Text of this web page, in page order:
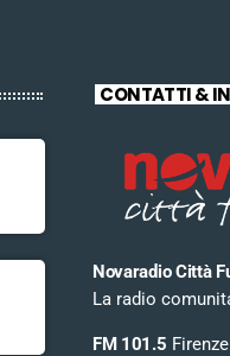
CONTATTI &
Novaradio Città
La radio
FM 101.5